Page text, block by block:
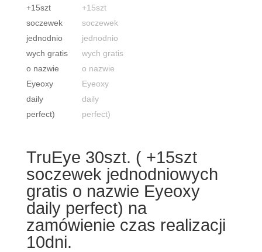
TruEye 30szt. ( +15szt
soczewek jednodniowych
gratis o nazwie Eyeoxy
daily perfect) na
zamówienie czas realizacji
10dni.